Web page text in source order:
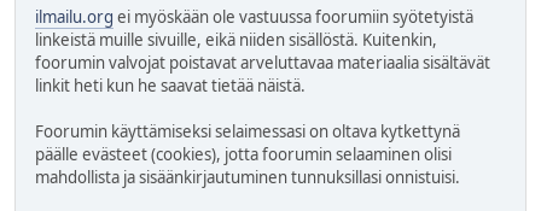
ilmailu.org ei myöskään ole vastuussa foorumiin syötetyistä
linkeistä muille sivuille, eikä niiden sisällöstä. Kuitenkin,
foorumin valvojat poistavat arveluttavaa materiaalia sisältävät
linkit heti kun he saavat tietää näistä.
Foorumin käyttämiseksi selaimessasi on oltava kytkettynä
päälle evästeet (cookies), jotta foorumin selaaminen olisi
mahdollista ja sisäänkirjautuminen tunnuksillasi onnistuisi.